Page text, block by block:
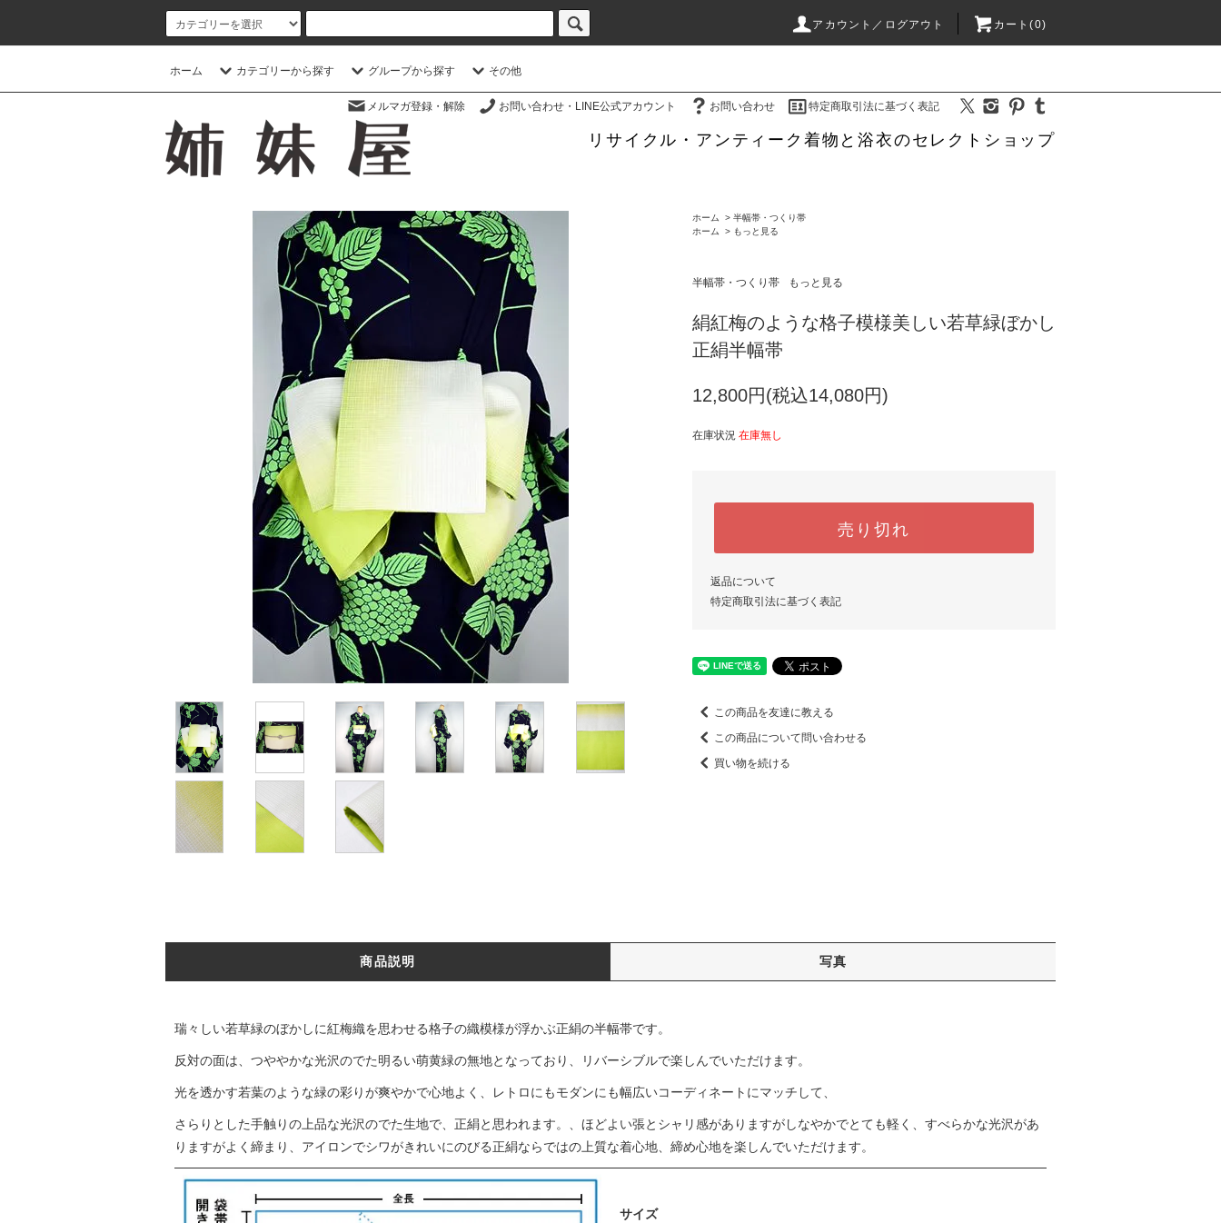
アカウント／ログアウト カート(0)
ホーム カテゴリーから探す グループから探す その他
メルマガ登録・解除 お問い合わせ・LINE公式アカウント お問い合わせ 特定商取引法に基づく表記
リサイクル・アンティーク着物と浴衣のセレクトショップ
ホーム > 半幅帯・つくり帯
ホーム
> もっと見る
半幅帯・つくり帯 もっと見る
絹紅梅のような格子模様美しい若草緑ぼかし
正絹半幅帯
12,800円(税込14,080円)
在庫状況 在庫無し
売り切れ
返品について
特定商取引法に基づく表記
この商品を友達に教える
この商品について問い合わせる
買い物を続ける
商品説明 写真
瑞々しい若草緑のぼかしに紅梅織を思わせる格子の織模様が浮かぶ正絹の半幅帯です。
反対の面は、つややかな光沢のでた明るい萌黄緑の無地となっており、リバーシブルで楽しんでいただけます。
光を透かす若葉のような緑の彩りが爽やかで心地よく、レトロにもモダンにも幅広いコーディネートにマッチして、
さらりとした手触りの上品な光沢のでた生地で、正絹と思われます。、ほどよい張とシャリ感がありますがしなやかでとても軽く、すべらかな光沢があ
りますがよく締まり、アイロンでシワがきれいにのびる正絹ならではの上質な着心地、締め心地を楽しんでいただけます。
サイズ